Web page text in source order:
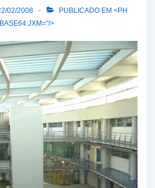
02/2008
PUBLICADO EM <PH
>